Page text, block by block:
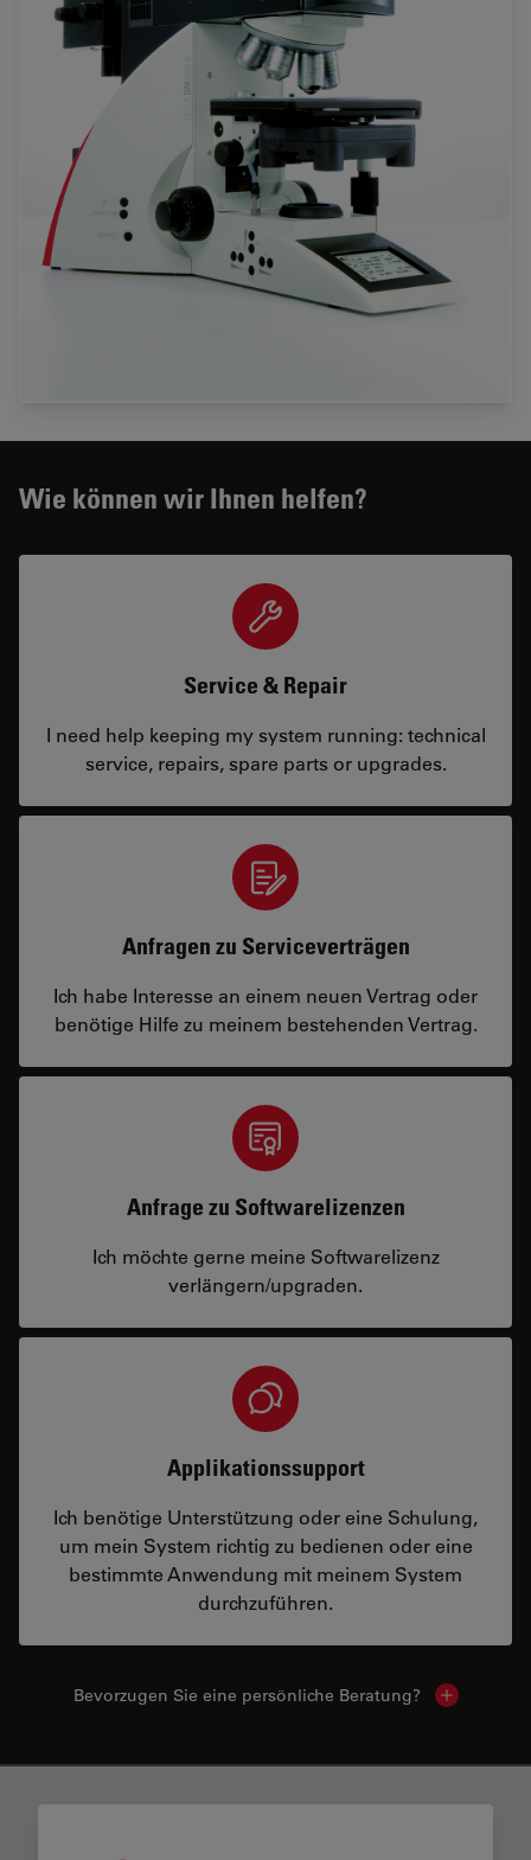
Wie können wir Ihnen helfen?
Service & Repair
I need help keeping my system running: technical
service, repairs, spare parts or upgrades.
Anfragen zu Serviceverträgen
Ich habe Interesse an einem neuen Vertrag oder
benötige Hilfe zu meinem bestehenden Vertrag.
Anfrage zu Softwarelizenzen
Ich möchte gerne meine Softwarelizenz
verlängern/upgraden.
Applikationssupport
Ich benötige Unterstützung oder eine Schulung,
um mein System richtig zu bedienen oder eine
bestimmte Anwendung mit meinem System
durchzuführen.
Bevorzugen Sie eine persönliche Beratung? Show